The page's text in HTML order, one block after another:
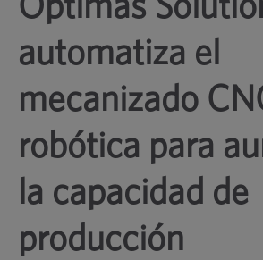
Optimas
automatiza el
mecanizado
robótica para
la capacidad de
producción